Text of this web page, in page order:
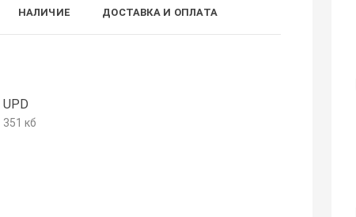
НАЛИЧИЕ ДОСТАВКА И ОПЛАТА
UPD
351 кб